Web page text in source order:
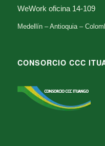
WeWork oficina 14-109
Medellín – Antioquia –
CONSORCIO CCC